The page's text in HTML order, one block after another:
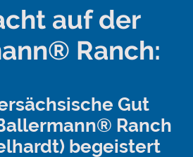
auf der
Ranch:
Gut
Ranch
begeistert